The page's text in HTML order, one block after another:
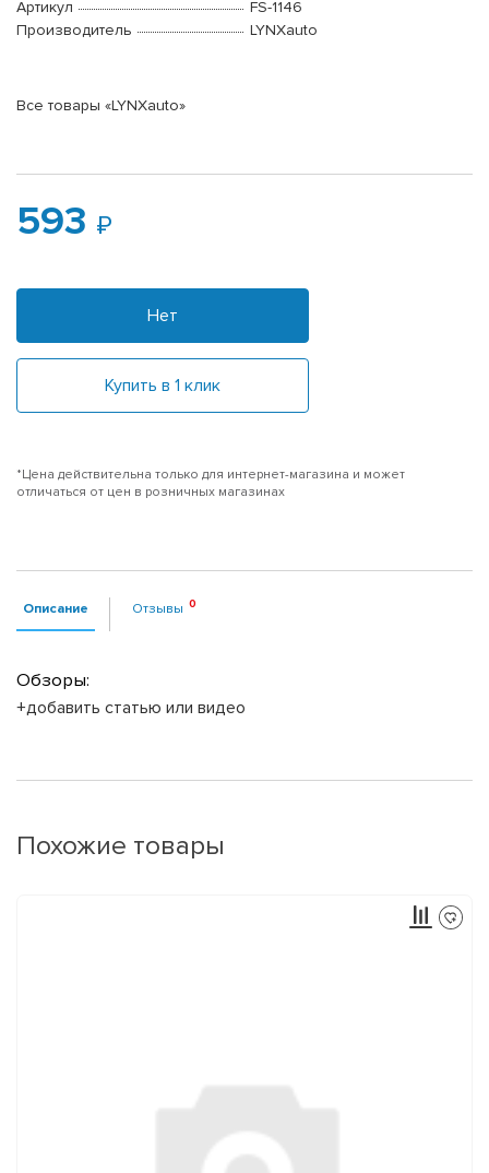
Артикул
FS-1146
Производитель
LYNXauto
Все товары «LYNXauto»
593
Нет
Купить в 1 клик
*Цена действительна только для интернет-магазина и может
отличаться от цен в розничных магазинах
Описание Отзывы
Обзоры:
+добавить статью или видео
Похожие товары